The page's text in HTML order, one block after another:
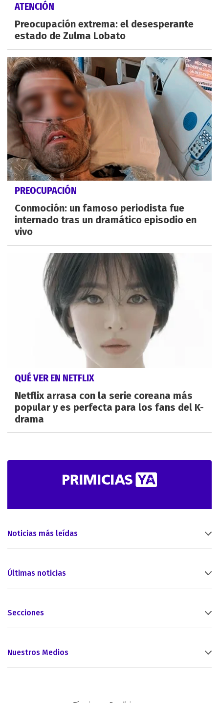
ATENCIÓN
Preocupación extrema: el desesperante
estado de Zulma Lobato
PREOCUPACIÓN
Conmoción: un famoso periodista fue
internado tras un dramático episodio en
vivo
QUÉ VER EN NETFLIX
Netflix arrasa con la serie coreana más
popular y es perfecta para los fans del K-
drama
Noticias más leídas
Últimas noticias
Secciones
Nuestros Medios